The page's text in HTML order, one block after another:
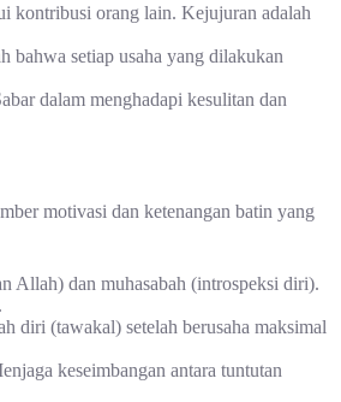
kontribusi orang lain. Kejujuran adalah
bahwa setiap usaha yang dilakukan
dalam menghadapi kesulitan dan
motivasi dan ketenangan batin yang
Allah) dan muhasabah (introspeksi diri).
diri (tawakal) setelah berusaha maksimal
keseimbangan antara tuntutan